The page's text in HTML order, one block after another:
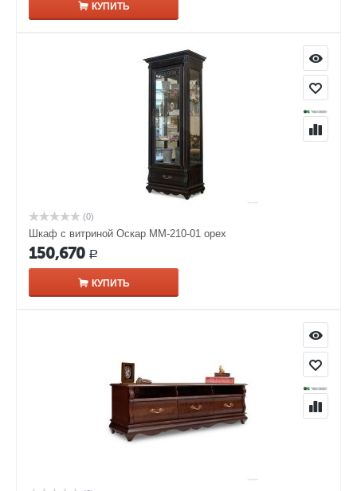
КУПИТЬ
(0)
Шкаф с витриной Оскар ММ-210-01 орех
150,670 Р
КУПИТЬ